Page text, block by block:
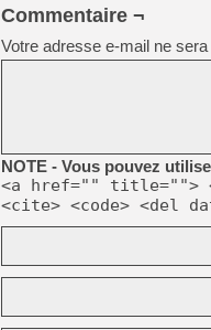
Commentaire ¬
Votre adresse e-mail ne
NOTE - Vous pouvez
<a href="" title="">
<cite> <code> <del